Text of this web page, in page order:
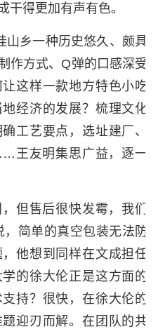
干得更加有声有色。
山乡一种历史悠久、颇具
作方式、Q弹的口感深受
这样一款地方特色小吃
经济的发展？梳理文化
工艺要点，选址建厂、
王友明集思广益，逐一
但售后很快发霉，我们
，简单的真空包装无法防
他想到同样在文成担任
的徐大伦正是这方面的
持？很快，在徐大伦的
迎刃而解。在团队的共